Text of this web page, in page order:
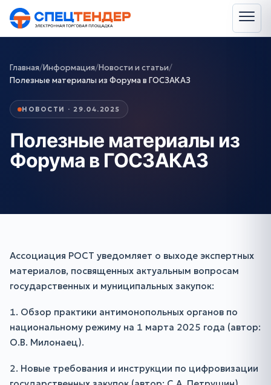
Главная/Информация/Новости и статьи/
Полезные материалы из Форума в ГОСЗАКАЗ
НОВОСТИ · 29.04.2025
Полезные материалы из
Форума в ГОСЗАКАЗ
Ассоциация РОСТ уведомляет о выходе экспертных
материалов, посвященных актуальным вопросам
государственных и муниципальных закупок:
1. Обзор практики антимонопольных органов по
национальному режиму на 1 марта 2025 года (автор:
О.В. Милонаец).
2. Новые требования и инструкции по цифровизации